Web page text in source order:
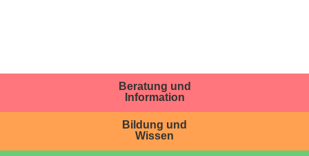
Beratung und
Information
Bildung und
Wissen